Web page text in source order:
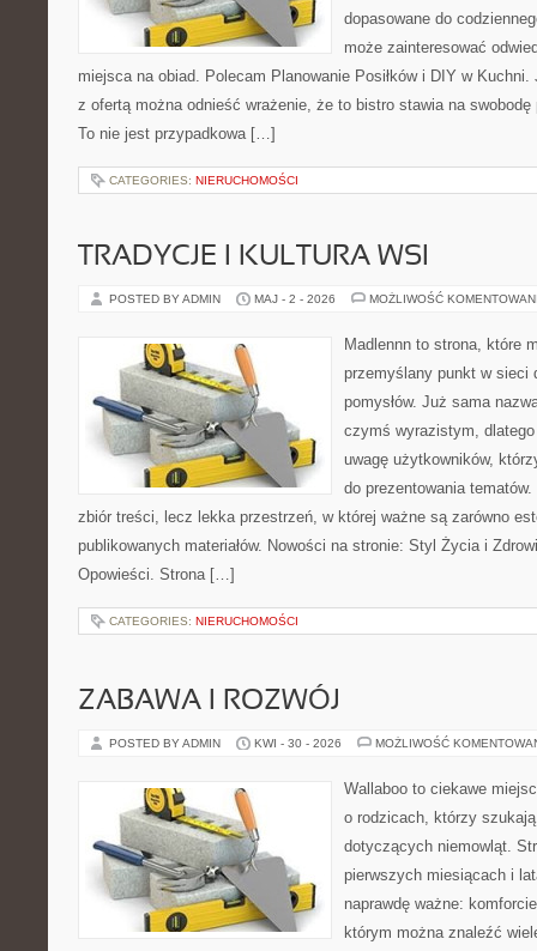
dopasowane do
może zainteresować
miejsca na obiad. Polecam Planowanie Posiłków i DIY w
z ofertą można odnieść wrażenie, że to bistro stawia na swobodę
To nie jest przypadkowa […]
CATEGORIES: NIERUCHOMOŚCI
TRADYCJE I KULTURA WSI
POSTED BY ADMIN MAJ - 2 - 2026 MOŻLIWOŚĆ
Madlennn to strona, które
przemyślany punkt w sieci
pomysłów. Już sama
czymś wyrazistym,
uwagę użytkowników,
do prezentowania
zbiór treści, lecz lekka przestrzeń, w której ważne są zarówno
publikowanych materiałów. Nowości na stronie: Styl Życia i
Opowieści. Strona […]
CATEGORIES: NIERUCHOMOŚCI
ZABAWA I ROZWÓJ
POSTED BY ADMIN KWI - 30 - 2026 MOŻLIWOŚĆ
Wallaboo to ciekawe
o rodzicach, którzy
dotyczących niemowląt.
pierwszych miesiącach i
naprawdę ważne:
którym można znaleźć